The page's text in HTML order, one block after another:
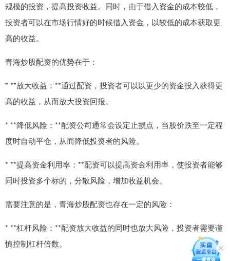
规模的投资，提高投资收益。同时，由于借入资金的成本较低，
投资者可以在市场行情好的时候借入资金，以较低的成本获取更
高的收益。
青海炒股配资的优势在于：
* **放大收益：**通过配资，投资者可以以更少的资金投入获得更
高的收益，从而放大投资回报。
* **降低风险：**配资公司通常会设定止损点，当股价跌至一定程
度时自动平仓，从而降低投资者的风险。
* **提高资金利用率：**配资可以提高资金利用率，使投资者能够
同时投资多个标的，分散风险，增加收益机会。
需要注意的是，青海炒股配资也存在一定的风险：
* **杠杆风险：**配资放大收益的同时也放大风险，投资者需要谨
慎控制杠杆倍数。